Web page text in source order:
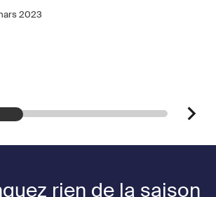
2023
rien de la saison